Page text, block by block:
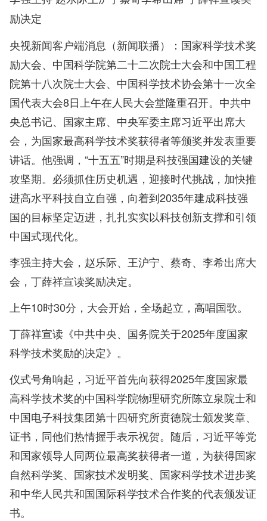
励决定
央视新闻客户端消息（新闻联播）：国家科学技术奖
励大会、中国科学院第二十二次院士大会和中国工程
院第十八次院士大会、中国科学技术协会第十一次全
国代表大会8日上午在人民大会堂隆重召开。中共中
央总书记、国家主席、中央军委主席习近平出席大
会，为国家最高科学技术奖获得者等颁奖并发表重要
讲话。他强调，“十五五”时期是科技强国建设的关键
攻坚期。必须抓住历史机遇，迎接时代挑战，加快推
进高水平科技自立自强，向着到2035年建成科技强
国的目标坚定迈进，扎扎实实以科技创新支撑和引领
中国式现代化。
李强主持大会，赵乐际、王沪宁、蔡奇、李希出席大
会，丁薛祥宣读奖励决定。
上午10时30分，大会开始，全场起立，高唱国歌。
丁薛祥宣读《中共中央、国务院关于2025年度国家
科学技术奖励的决定》。
仪式号角响起，习近平首先向获得2025年度国家最
高科学技术奖的中国科学院物理研究所陈立泉院士和
中国电子科技集团第十四研究所贲德院士颁发奖章、
证书，同他们热情握手表示祝贺。随后，习近平等党
和国家领导人同两位最高奖获得者一道，为获得国家
自然科学奖、国家技术发明奖、国家科学技术进步奖
和中华人民共和国国际科学技术合作奖的代表颁发证
书。